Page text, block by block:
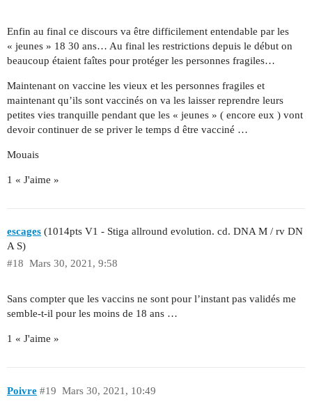
Enfin au final ce discours va être difficilement entendable par les
« jeunes » 18 30 ans… Au final les restrictions depuis le début on
beaucoup étaient faîtes pour protéger les personnes fragiles…
Maintenant on vaccine les vieux et les personnes fragiles et
maintenant qu’ils sont vaccinés on va les laisser reprendre leurs
petites vies tranquille pendant que les « jeunes » ( encore eux ) vont
devoir continuer de se priver le temps d être vacciné …
Mouais
1 « J'aime »
escages (1014pts V1 - Stiga allround evolution. cd. DNA M / rv DN
A S)
Mars 30, 2021, 9:58
#18
Sans compter que les vaccins ne sont pour l’instant pas validés me
semble-t-il pour les moins de 18 ans …
1 « J'aime »
Poivre Mars 30, 2021, 10:49
#19